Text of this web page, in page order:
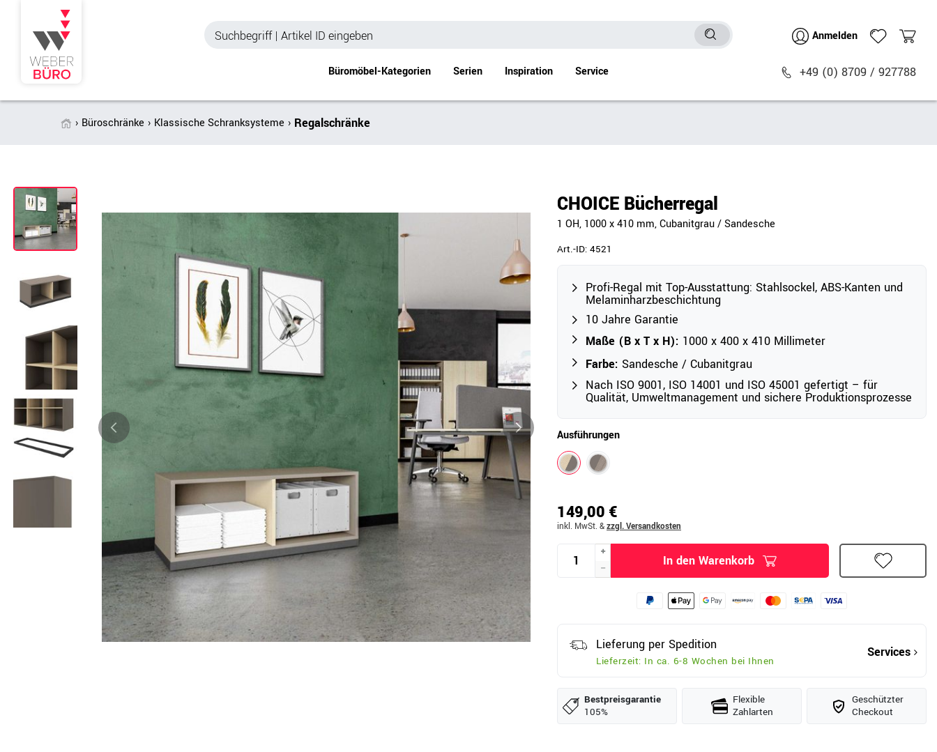
Anmelden
+49 (0) 8709 / 927788
Büromöbel-Kategorien
Raum in Raum-Systeme
Tischtrennwände
Akustik Deckensegel &
Wandpaneele
Spinde
Garderoben
Zubehör
Stehtische
Anbautische & Zubehör
Polstermöbel
Barhocker
Bürocontainer
Standcontainer
Rollcontainer
Büromöbel-Sets
Einzelarbeitsplätze
Chefbüros
Gruppenarbeitsplätze
Outdoor
Ampelschirme
Schirmständer
Abdeckhauben & Zubehör
Serien Inspiration Service
Büroschränke Klassische Schranksysteme Regalschränke
CHOICE Bücherregal
1 OH, 1000 x 410 mm, Cubanitgrau / Sandesche
Art.-ID: 4521
Profi-Regal mit Top-Ausstattung: Stahlsockel, ABS-Kanten und
Melaminharzbeschichtung
10 Jahre Garantie
Maße (B x T x H): 1000 x 400 x 410 Millimeter
Farbe: Sandesche / Cubanitgrau
Nach ISO 9001, ISO 14001 und ISO 45001 gefertigt – für
Qualität, Umweltmanagement und sichere Produktionsprozesse
Ausführungen
149,00 €
inkl. MwSt. &zzgl. Versandkosten
In den Warenkorb
Lieferung per Spedition
Lieferzeit: In ca. 6-8 Wochen bei Ihnen
Services
Bestpreis­garantie
105%
Flexible
Zahlarten
Geschützter
Checkout